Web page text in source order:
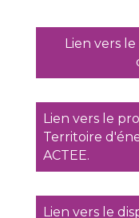
Lien vers
Lien vers le
Territoire
ACTEE.
Lien vers le